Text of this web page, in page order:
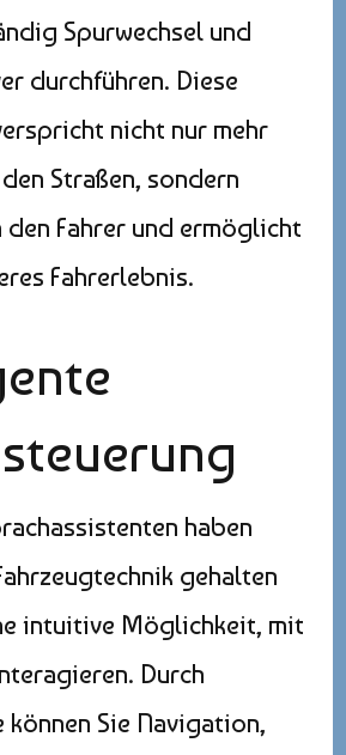
Spurwechsel und
durchführen. Diese
nicht nur mehr
Straßen, sondern
Fahrer und ermöglicht
Fahrerlebnis.
haben
gehalten
intuitive Möglichkeit, mit
Durch
können Sie Navigation,